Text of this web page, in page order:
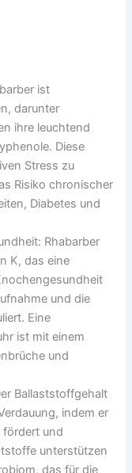
ist
darunter
ihre leuchtend
Diese
Stress zu
Risiko chronischer
Diabetes und
Rhabarber
K, das eine
und die
Eine
ist mit einem
und
Ballaststoffgehalt
indem er
fördert und
unterstützen
das für die